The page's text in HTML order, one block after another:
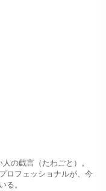
の戯言（たわごと）。
ロフェッショナルが、今
る。